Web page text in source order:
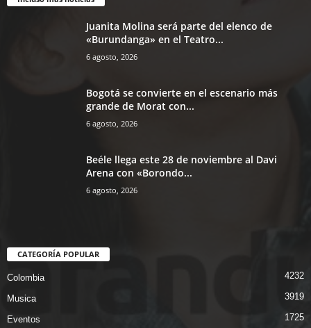
Juanita Molina será parte del elenco de
«Burundanga» en el Teatro...
6 agosto, 2026
Bogotá se convierte en el escenario más
grande de Morat con...
6 agosto, 2026
Beéle llega este 28 de noviembre al Davi
Arena con «Borondo...
6 agosto, 2026
CATEGORÍA POPULAR
Colombia 4232
Musica 3919
Eventos 1725